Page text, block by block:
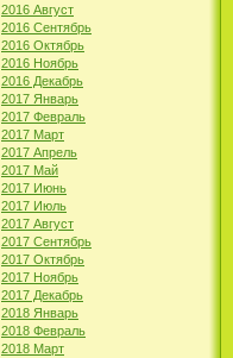
2016 Август
2016 Сентябрь
2016 Октябрь
2016 Ноябрь
2016 Декабрь
2017 Январь
2017 Февраль
2017 Март
2017 Апрель
2017 Май
2017 Июнь
2017 Июль
2017 Август
2017 Сентябрь
2017 Октябрь
2017 Ноябрь
2017 Декабрь
2018 Январь
2018 Февраль
2018 Март